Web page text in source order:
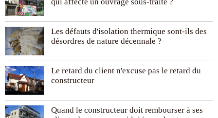
Les défauts d'isolation thermique sont-ils des
désordres de nature décennale ?
Le retard du client n'excuse pas le retard du
constructeur
Quand le constructeur doit rembourser à ses